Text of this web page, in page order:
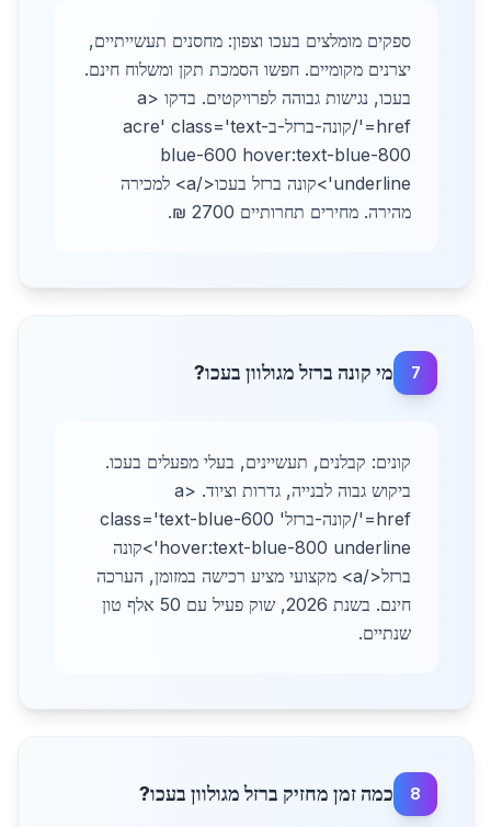
ספקים מומלצים בעכו וצפון: מחסנים תעשייתיים,
יצרנים מקומיים. חפשו הסמכת תקן ומשלוח חינם.
בעכו, נגישות גבוהה לפרויקטים. בדקו <a
href='/קונה-ברזל-בacre' class='text-
blue-600 hover:text-blue-800
underline'>קונה ברזל בעכו</a> למכירה
מהירה. מחירים תחרותיים 2700 ₪.
7 מי קונה ברזל מגולוון בעכו?
קונים: קבלנים, תעשיינים, בעלי מפעלים בעכו.
ביקוש גבוה לבנייה, גדרות וציוד. <a
href='/קונה-ברזל' class='text-blue-600
hover:text-blue-800 underline'>קונה
ברזל</a> מקצועי מציע רכישה במזומן, הערכה
חינם. בשנת 2026, שוק פעיל עם 50 אלף טון
שנתיים.
8 כמה זמן מחזיק ברזל מגולוון בעכו?